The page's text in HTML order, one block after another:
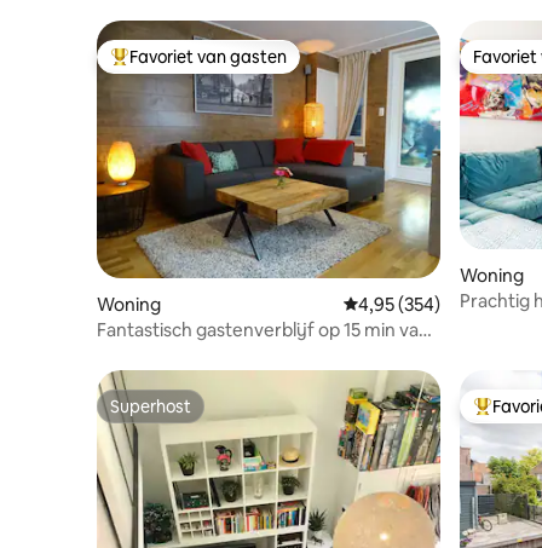
Topfavoriet van gasten
Favoriet van gasten
Woning Gemiddelde
4,95 (354)
Fantastisch gastenverblijf op 15 min van
Woning
Prachtig
Superhost
Superhost